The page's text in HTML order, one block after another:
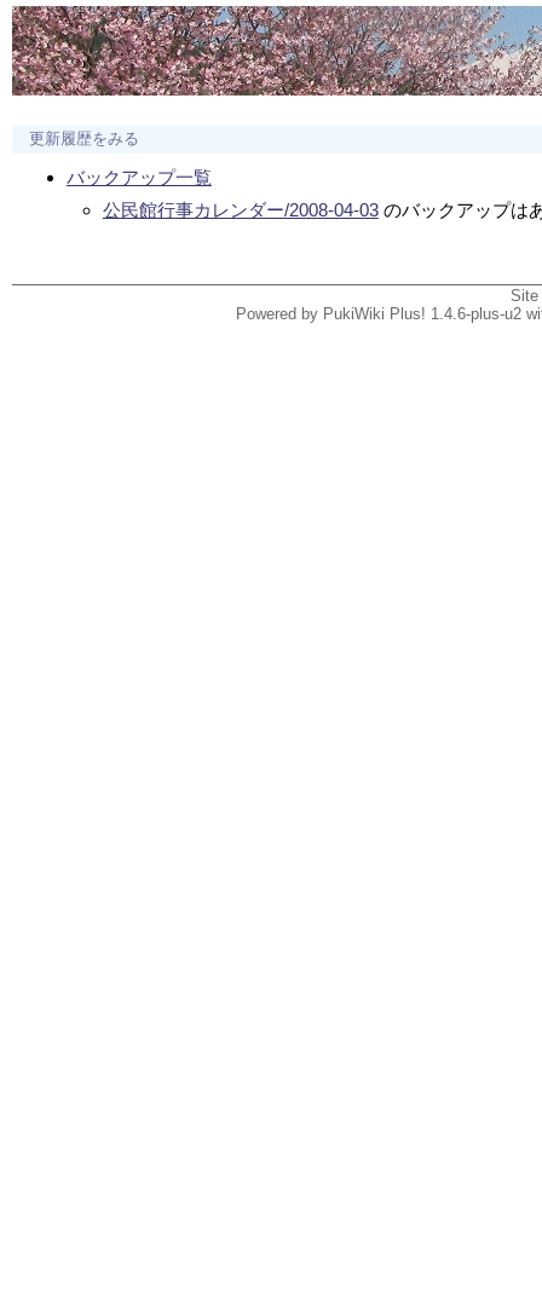
更新履歴をみる
バックアップ一覧
公民館行事カレンダー/2008-04-03のバックアップは
Powered by PukiWiki Plus! 1.4.6-plus-u2